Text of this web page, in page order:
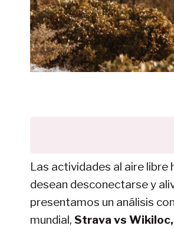
Las actividades al aire
desean desconectarse y
presentamos un análisis
mundial, Strava vs Wikiloc,